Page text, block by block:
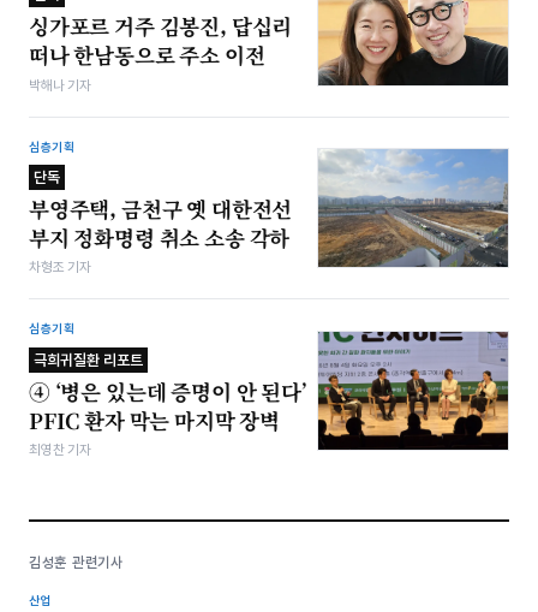
싱가포르 거주 김봉진, 답십리
떠나 한남동으로 주소 이전
박해나 기자
심층기획
단독
부영주택, 금천구 옛 대한전선
부지 정화명령 취소 소송 각하
차형조 기자
심층기획
극희귀질환 리포트
④ ‘병은 있는데 증명이 안 된다’
PFIC 환자 막는 마지막 장벽
최영찬 기자
김성훈 관련기사
산업